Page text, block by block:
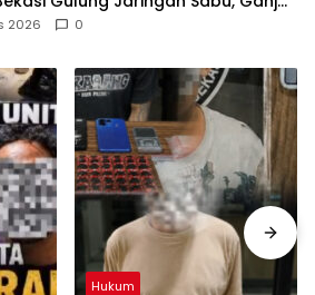
2026 0
Hukum